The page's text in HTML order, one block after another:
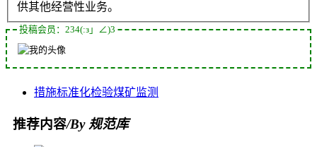
供其他经营性业务。
投稿会员：234(:з」∠)3
措施标准化检验煤矿监测
推荐内容/By 规范库